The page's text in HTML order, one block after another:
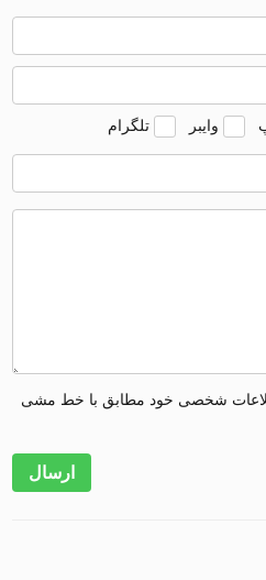
وایبر تلگرام
شخصی خود مطابق با خط مشی
ارسال